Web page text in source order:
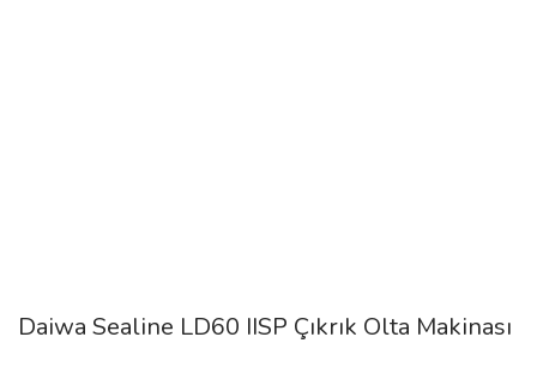
Daiwa Sealine LD60 IISP Çıkrık Olta Makinası